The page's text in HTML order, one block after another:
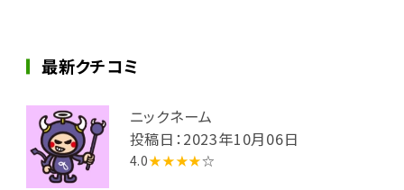
最新クチコミ
ニックネーム
投稿日：2023年10月06日
4.0★★★★☆